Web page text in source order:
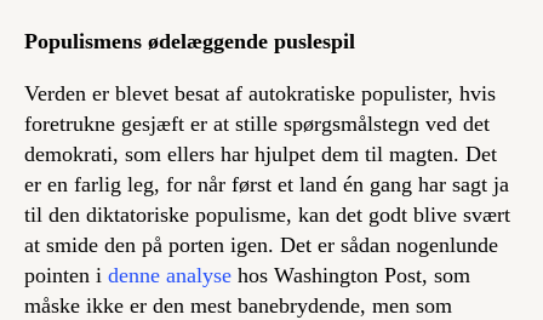
Populismens ødelæggende puslespil
Verden er blevet besat af autokratiske populister, hvis
foretrukne gesjæft er at stille spørgsmålstegn ved det
demokrati, som ellers har hjulpet dem til magten. Det
er en farlig leg, for når først et land én gang har sagt ja
til den diktatoriske populisme, kan det godt blive svært
at smide den på porten igen. Det er sådan nogenlunde
pointen i denne analyse hos Washington Post, som
måske ikke er den mest banebrydende, men som